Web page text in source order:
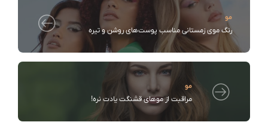
مو
رنگ موی زمستانی مناسب پوست‌های روشن و تیره
مو
مراقبت از موهای قشنگت یادت نره!